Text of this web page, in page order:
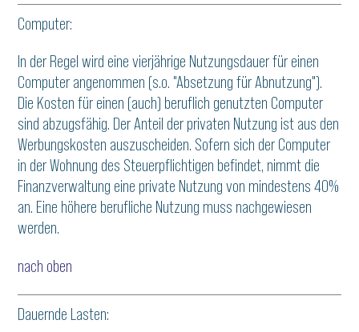
Computer:
In der Regel wird eine vierjährige Nutzungsdauer für einen
Computer angenommen (s.o. "Absetzung für Abnutzung").
Die Kosten für einen (auch) beruflich genutzten Computer
sind abzugsfähig. Der Anteil der privaten Nutzung ist aus den
Werbungskosten auszuscheiden. Sofern sich der Computer
in der Wohnung des Steuerpflichtigen befindet, nimmt die
Finanzverwaltung eine private Nutzung von mindestens 40%
an. Eine höhere berufliche Nutzung muss nachgewiesen
werden.
nach oben
Dauernde Lasten: